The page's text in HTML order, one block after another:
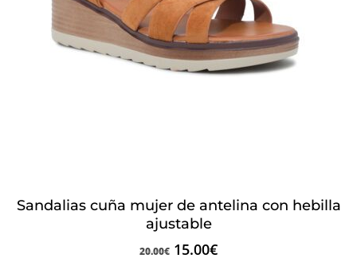
Sandalias cuña mujer de antelina con hebilla
ajustable
20.00€ 15.00€